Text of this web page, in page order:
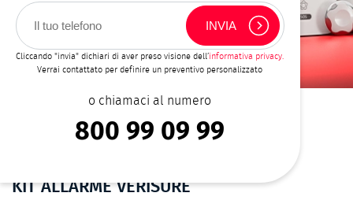
Cliccando "invia" dichiari di aver preso visione dell’informativa privacy.
Verrai contattato per definire un preventivo personalizzato
o chiamaci al numero
800 99 09 99
KIT ALLARME VERISURE